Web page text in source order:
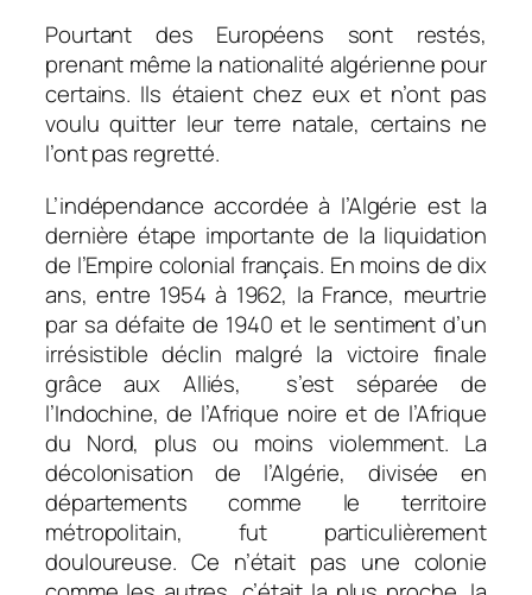
Pourtant des Européens sont restés,
prenant même la nationalité algérienne pour
certains. Ils étaient chez eux et n’ont pas
voulu quitter leur terre natale, certains ne
l’ont pas regretté.
L’indépendance accordée à l’Algérie est la
dernière étape importante de la liquidation
de l’Empire colonial français. En moins de dix
ans, entre 1954 à 1962, la France, meurtrie
par sa défaite de 1940 et le sentiment d’un
irrésistible déclin malgré la victoire finale
grâce aux Alliés, s’est séparée de
l’Indochine, de l’Afrique noire et de l’Afrique
du Nord, plus ou moins violemment. La
décolonisation de l’Algérie, divisée en
départements comme le territoire
métropolitain, fut particulièrement
douloureuse. Ce n’était pas une colonie